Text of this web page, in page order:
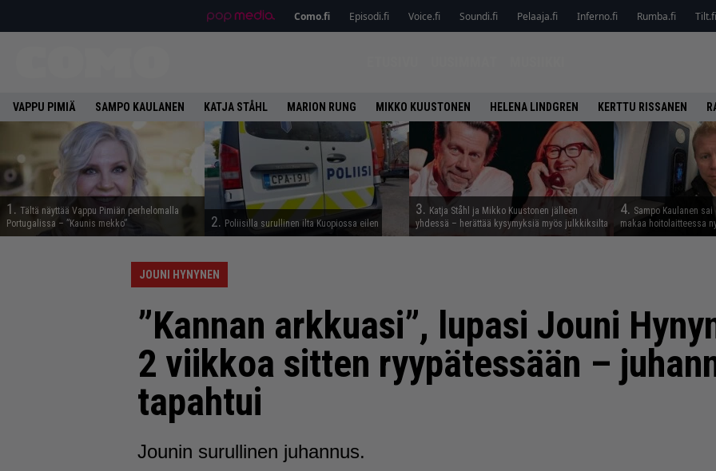
Como.fi Episodi.fi Voice.fi Soundi.fi Pelaaja.fi Inferno.fi Rumba.fi Tilt.fi
VAPPU PIMIÄ SAMPO KAULANEN KATJA STÅHL MARION RUNG MIKKO KUUSTONEN HELENA LINDGREN KERTTU RISSANEN
1. Tältä näyttää Vappu Pimiän perhelomalla
Portugalissa – ”Kaunis mekko”
2. Poliisilla surullinen ilta Kuopiossa eilen
3. Katja Ståhl ja Mikko Kuustonen jälleen
yhdessä – herättää kysymyksiä myös julkkiksilta
4. Sampo Kaulanen
makaa hoitolaitteessa
JOUNI HYNYNEN
”Kannan arkkuasi”, lupasi Jouni
2 viikkoa sitten ryypätessään –
tapahtui
Jounin surullinen juhannus.